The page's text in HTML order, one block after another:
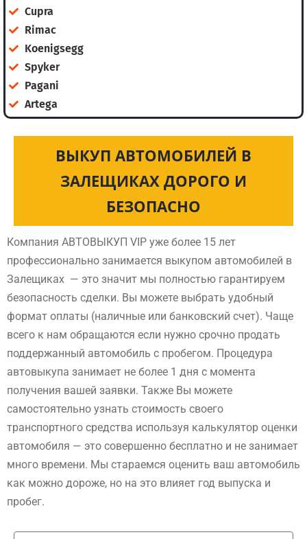
Cupra
Rimac
Koenigsegg
Spyker
Pagani
Artega
ВЫКУП АВТОМОБИЛЕЙ В
ЗАЛЕЩИКАХ ДОРОГО И
БЕЗОПАСНО
Компания АВТОВЫКУП VIP уже более 15 лет
профессионально занимается выкупом автомобилей в
Залещиках — это значит мы полностью гарантируем
безопасность сделки. Вы можете выбрать удобный
формат оплаты (наличные или банковский счет). Чаще
всего к нам обращаются если нужно срочно продать
поддержанный автомобиль с пробегом. Процедура
автовыкупа занимает не более 1 дня с момента
получения вашей заявки. Также Вы можете
самостоятельно узнать стоимость своего
транспортного средства используя калькулятор оценки
автомобиля — это совершенно бесплатно и не занимает
много времени. Мы стараемся оценить ваш автомобиль
как можно дороже, но на это влияет год выпуска и
пробег.